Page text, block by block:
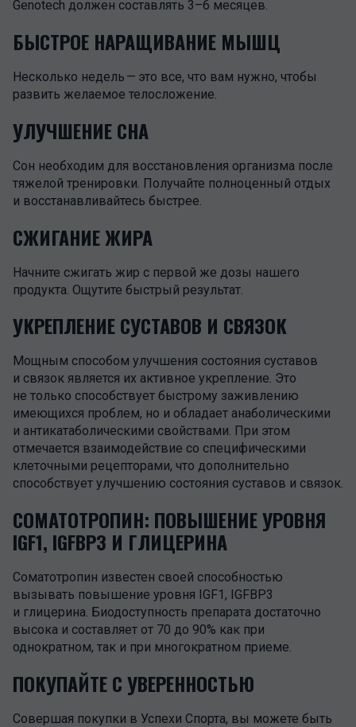
Genotech должен составлять 3–6 месяцев.
БЫСТРОЕ НАРАЩИВАНИЕ МЫШЦ
Несколько недель — это все, что вам нужно, чтобы
развить желаемое телосложение.
УЛУЧШЕНИЕ СНА
Сон необходим для восстановления организма после
тяжелой тренировки. Получайте полноценный отдых
и восстанавливайтесь быстрее.
СЖИГАНИЕ ЖИРА
Начните сжигать жир с первой же дозы нашего
продукта. Ощутите быстрый результат.
УКРЕПЛЕНИЕ СУСТАВОВ И СВЯЗОК
Мощным способом улучшения состояния суставов
и связок является их активное укрепление. Это
не только способствует быстрому заживлению
имеющихся проблем, но и обладает анаболическими
и антикатаболическими свойствами. При этом
отмечается взаимодействие со специфическими
клеточными рецепторами, что дополнительно
способствует улучшению состояния суставов и связок.
СОМАТОТРОПИН: ПОВЫШЕНИЕ УРОВНЯ
IGF1, IGFBP3 И ГЛИЦЕРИНА
Соматотропин известен своей способностью
вызывать повышение уровня IGF1, IGFBP3
и глицерина. Биодоступность препарата достаточно
высока и составляет от 70 до 90% как при
однократном, так и при многократном приеме.
ПОКУПАЙТЕ С УВЕРЕННОСТЬЮ
Совершая покупки в Успехи Спорта, вы можете быть